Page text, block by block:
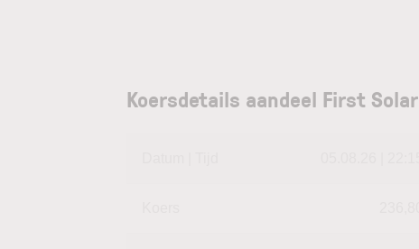
Koersdetails aandeel First Solar